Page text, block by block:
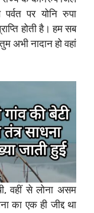
पर योनि रुपा
होती है। हम सब
अभी नादान हो वहां
वहीं से लोना असम
का एक ही जीद्द था